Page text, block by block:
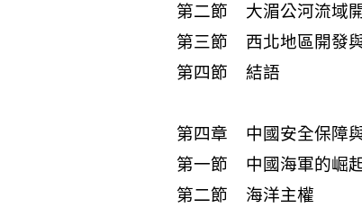
第二節 大湄公河流域
第三節 西北地區開發
第四節 結語
第四章 中國安全保障
第一節 中國海軍的崛
第二節 海洋主權